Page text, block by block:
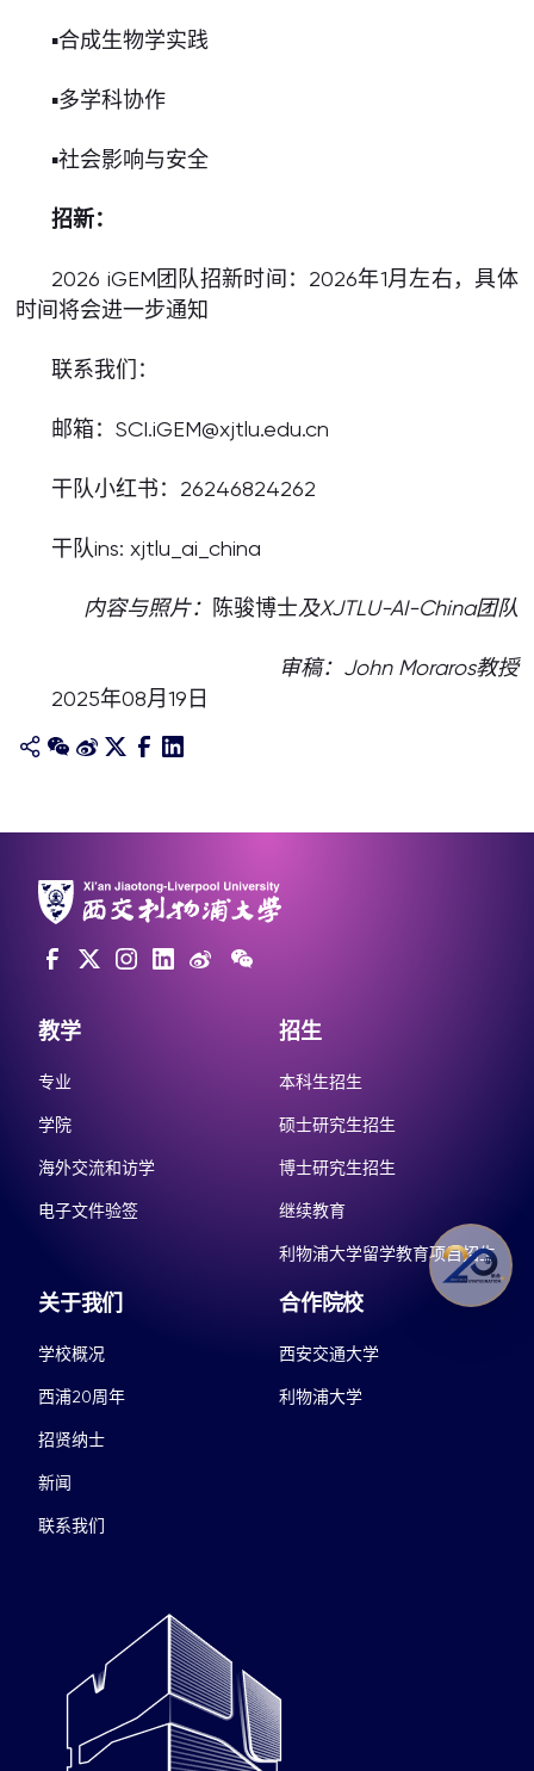
▪️合成生物学实践
▪️多学科协作
▪️社会影响与安全
招新：
2026 iGEM团队招新时间：2026年1月左右，具体
时间将会进一步通知
联系我们：
邮箱：SCI.iGEM@xjtlu.edu.cn
干队小红书：26246824262
干队ins: xjtlu_ai_china
内容与照片： 陈骏博士及XJTLU-AI-China团队
审稿：John Moraros教授
2025年08月19日
教学
专业
学院
海外交流和访学
电子文件验签
招生
本科生招生
硕士研究生招生
博士研究生招生
继续教育
利物浦大学留学教育项目招生
关于我们
学校概况
西浦20周年
招贤纳士
新闻
联系我们
合作院校
西安交通大学
利物浦大学